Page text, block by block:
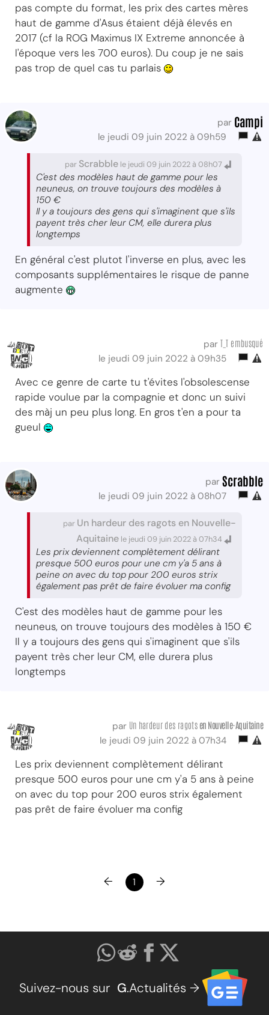
pas compte du format, les prix des cartes mères
haut de gamme d'Asus étaient déjà élevés en
2017 (cf la ROG Maximus IX Extreme annoncée à
l'époque vers les 700 euros). Du coup je ne sais
pas trop de quel cas tu parlais
par Campi
le jeudi 09 juin 2022 à 09h59
par Scrabble le jeudi 09 juin 2022 à 08h07
C'est des modèles haut de gamme pour les
neuneus, on trouve toujours des modèles à
150 €
Il y a toujours des gens qui s'imaginent que s'ils
payent très cher leur CM, elle durera plus
longtemps
En général c'est plutot l'inverse en plus, avec les
composants supplémentaires le risque de panne
augmente
par T_T embusqué
le jeudi 09 juin 2022 à 09h35
Avec ce genre de carte tu t'évites l'obsolescense
rapide voulue par la compagnie et donc un suivi
des màj un peu plus long. En gros t'en a pour ta
gueul
par Scrabble
le jeudi 09 juin 2022 à 08h07
par Un hardeur des ragots en Nouvelle-
Aquitaine le jeudi 09 juin 2022 à 07h34
Les prix deviennent complètement délirant
presque 500 euros pour une cm y'a 5 ans à
peine on avec du top pour 200 euros strix
également pas prêt de faire évoluer ma config
C'est des modèles haut de gamme pour les
neuneus, on trouve toujours des modèles à 150 €
Il y a toujours des gens qui s'imaginent que s'ils
payent très cher leur CM, elle durera plus
longtemps
par Un hardeur des ragots en Nouvelle-Aquitaine
le jeudi 09 juin 2022 à 07h34
Les prix deviennent complètement délirant
presque 500 euros pour une cm y'a 5 ans à peine
on avec du top pour 200 euros strix également
pas prêt de faire évoluer ma config
← 1 →
Suivez-nous sur G.Actualités →